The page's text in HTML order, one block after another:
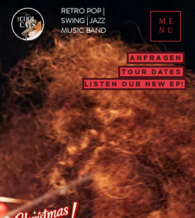
ME
NU
RETRO POP |
SWING | JAZZ
MUSIC BAND
ANFRAGEN
TOUR DATES
LISTEN OUR NEW EP!